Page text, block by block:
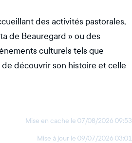
des activités pastorales,
de Beauregard » ou des
culturels tels que
découvrir son histoire et celle
Mise en cache le 07/08/2026 09:53
Mise à jour le 09/07/2026 03:01